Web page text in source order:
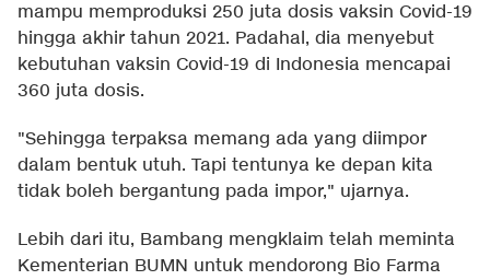
mampu memproduksi 250 juta dosis vaksin Covid-19
hingga akhir tahun 2021. Padahal, dia menyebut
kebutuhan vaksin Covid-19 di Indonesia mencapai
360 juta dosis.
"Sehingga terpaksa memang ada yang diimpor
dalam bentuk utuh. Tapi tentunya ke depan kita
tidak boleh bergantung pada impor," ujarnya.
Lebih dari itu, Bambang mengklaim telah meminta
Kementerian BUMN untuk mendorong Bio Farma